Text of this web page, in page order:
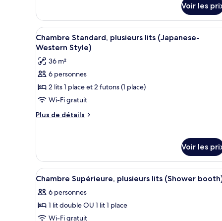
océan
(Japanese
Western
Style)
le
type
de
chambre
Junior,
vue
océan
(Japanese
Western
Voir les
Afficher
toutes
les
photos
pour
ce
type
de
plusieurs
lits
(Japanese-
Western
Style)
Une chambre d’hôtel avec
11
Chambre Standard, plusieurs lits (Japanese-
Western Style)
36 m²
6 personnes
2 lits 1 place et 2 futons (1 place)
Wi-Fi gratuit
Plus de détails
Plus
type
de
chambre
Standard,
plusieurs
Voir les
Afficher
toutes
les
photos
pour
Une chambre d’hôtel avec
11
Chambre Supérieure, plusieurs lits (Shower
6 personnes
1 lit double OU 1 lit 1 place
Wi-Fi gratuit